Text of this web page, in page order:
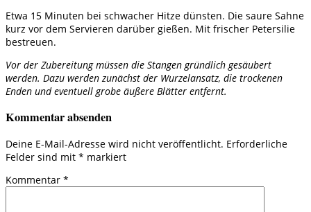
Etwa 15 Minuten bei schwacher Hitze dünsten. Die saure Sahne
kurz vor dem Servieren darüber gießen. Mit frischer Petersilie
bestreuen.
Vor der Zubereitung müssen die Stangen gründlich gesäubert
werden. Dazu werden zunächst der Wurzelansatz, die trockenen
Enden und eventuell grobe äußere Blätter entfernt.
Kommentar absenden
Deine E-Mail-Adresse wird nicht veröffentlicht. Erforderliche
Felder sind mit * markiert
Kommentar *